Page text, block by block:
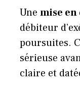
Une mise
débiteur
poursuites.
sérieuse
claire et